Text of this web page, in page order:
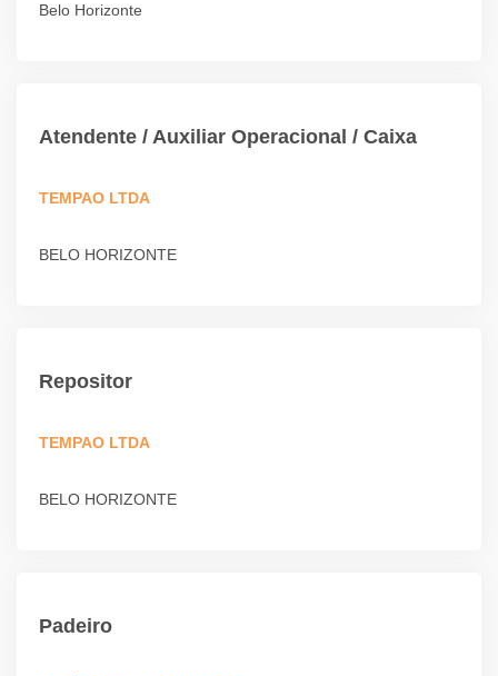
Belo Horizonte
Atendente / Auxiliar Operacional / Caixa
TEMPAO LTDA
BELO HORIZONTE
Repositor
TEMPAO LTDA
BELO HORIZONTE
Padeiro